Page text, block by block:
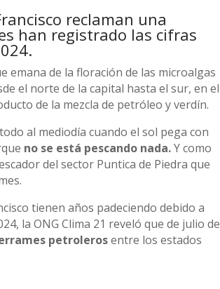
reclaman una
han registrado las cifras
emana de la floración de las microalgas
el norte de la capital hasta el sur, en el
de la mezcla de petróleo y verdín.
al mediodía cuando el sol pega con
no se está pescando nada.Y como
del sector Puntica de Piedra que
tienen años padeciendo debido a
la ONG Clima 21 reveló que de julio de
petrolerosentre los estados